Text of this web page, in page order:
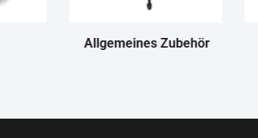
Allgemeines Zubehör